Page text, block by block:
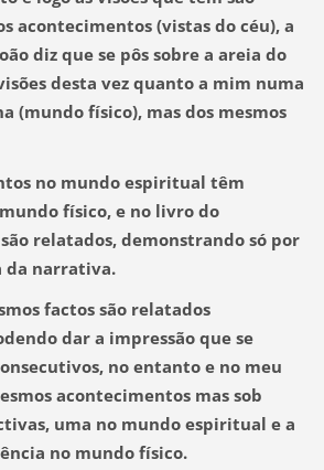
acontecimentos (vistas do céu), a
diz que se pôs sobre a areia do
desta vez quanto a mim numa
(mundo físico), mas dos mesmos
no mundo espiritual têm
físico, e no livro do
relatados, demonstrando só por
da narrativa.
factos são relatados
dar a impressão que se
no entanto e no meu
acontecimentos mas sob
uma no mundo espiritual e a
no mundo físico.